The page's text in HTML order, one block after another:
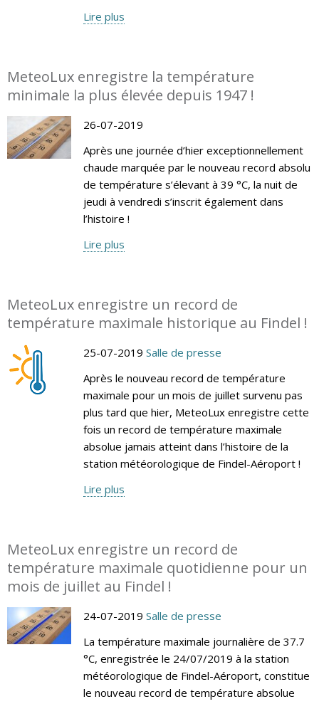
Lire plus
MeteoLux enregistre la température
minimale la plus élevée depuis 1947 !
26-07-2019
Après une journée d’hier exceptionnellement
chaude marquée par le nouveau record absolu
de température s’élevant à 39 °C, la nuit de
jeudi à vendredi s’inscrit également dans
l’histoire !
Lire plus
MeteoLux enregistre un record de
température maximale historique au Findel !
25-07-2019 Salle de presse
Après le nouveau record de température
maximale pour un mois de juillet survenu pas
plus tard que hier, MeteoLux enregistre cette
fois un record de température maximale
absolue jamais atteint dans l’histoire de la
station météorologique de Findel-Aéroport !
Lire plus
MeteoLux enregistre un record de
température maximale quotidienne pour un
mois de juillet au Findel !
24-07-2019 Salle de presse
La température maximale journalière de 37.7
°C, enregistrée le 24/07/2019 à la station
météorologique de Findel-Aéroport, constitue
le nouveau record de température absolue